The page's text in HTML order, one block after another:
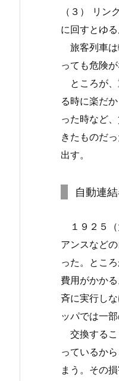
（３） リ
に回すとゆ
旅客列車は
っても危険が
ところが、
る時に楽だ
った時など
きたものだ
出す。
自動連
１９２５（
アンスなど
った。とこ
費用がかか
斉に実行し
ッパでは一
交換するこ
っているか
まう。その